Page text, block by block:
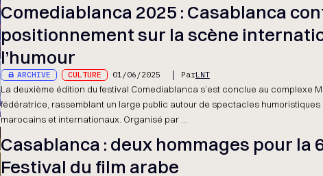
Comediablanca 2025 : Casablanca
positionnement sur la scène
l’humour
ARCHIVE CULTURE 01/06/2025 ParLNT
La deuxième édition du festival Comediablanca s’est conclue au complexe
fédératrice, rassemblant un large public autour de spectacles
marocains et internationaux. Organisé par ...
Casablanca : deux hommages pour la
Festival du film arabe